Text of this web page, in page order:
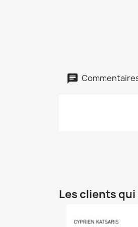
Les clients